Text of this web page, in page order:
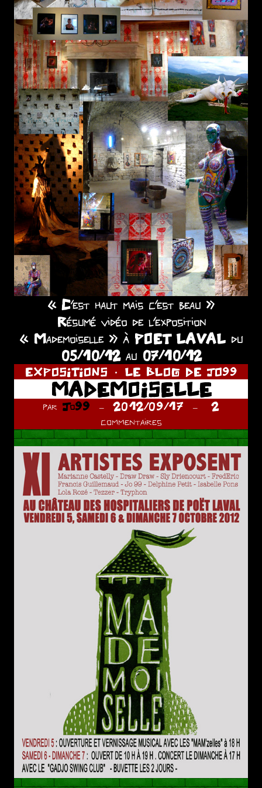
« C’est haut mais c’est beau »
Résumé vidéo de l’exposition
« Mademoiselle » à POET LAVAL du
05/10/12 au 07/10/12
EXPOSITIONS LE BLOG DE JO99
MADEMOISELLE
par Jo99 2012/09/17
2
commentaires